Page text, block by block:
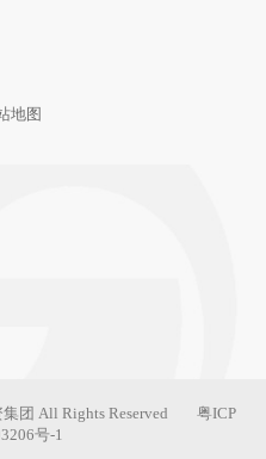
地图
集团 All Rights Reserved 粤ICP
号-1